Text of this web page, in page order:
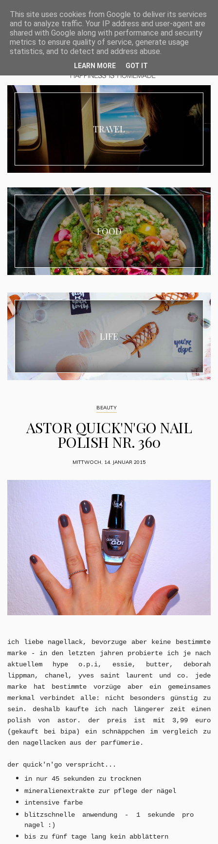
TRAVEL
FOOD
LIFE
BEAUTY
ASTOR QUICK'N'GO NAIL
POLISH NR. 360
MITTWOCH, 14. JANUAR 2015
ich liebe nagellack, bevorzuge aber keine bestimmte
marke - in den letzten jahren probierte ich je nach
aktuellem hype o.p.i, essie, butter, deborah
lippman, chanel, yves saint laurent und co. jede
marke hat bestimmte vorzüge aber ein gemeinsames
merkmal verbindet alle: nicht besonders günstig zu
sein. deshalb kaufte ich nach längerer zeit einen
polish von astor. der preis ist mit 3,99 euro
(gekauft bei bipa) ein schnäppchen im vergleich zu
den nagellacken aus der parfümerie.
der quick'n'go verspricht...
in nur 45 sekunden zu trocknen
mineralienextrakte zur pflege der nägel
intensive farbe
blitzschnelle anwendung - 1 sekunde pro
nagel :)
bis zu fünf tage lang kein abblättern
This site uses cookies from Google to deliver its services
and to analyze traffic. Your IP address and user-agent are
shared with Google along with performance and security
metrics to ensure quality of service, generate usage
statistics, and to detect and address abuse.
LEARN MORE GOT IT